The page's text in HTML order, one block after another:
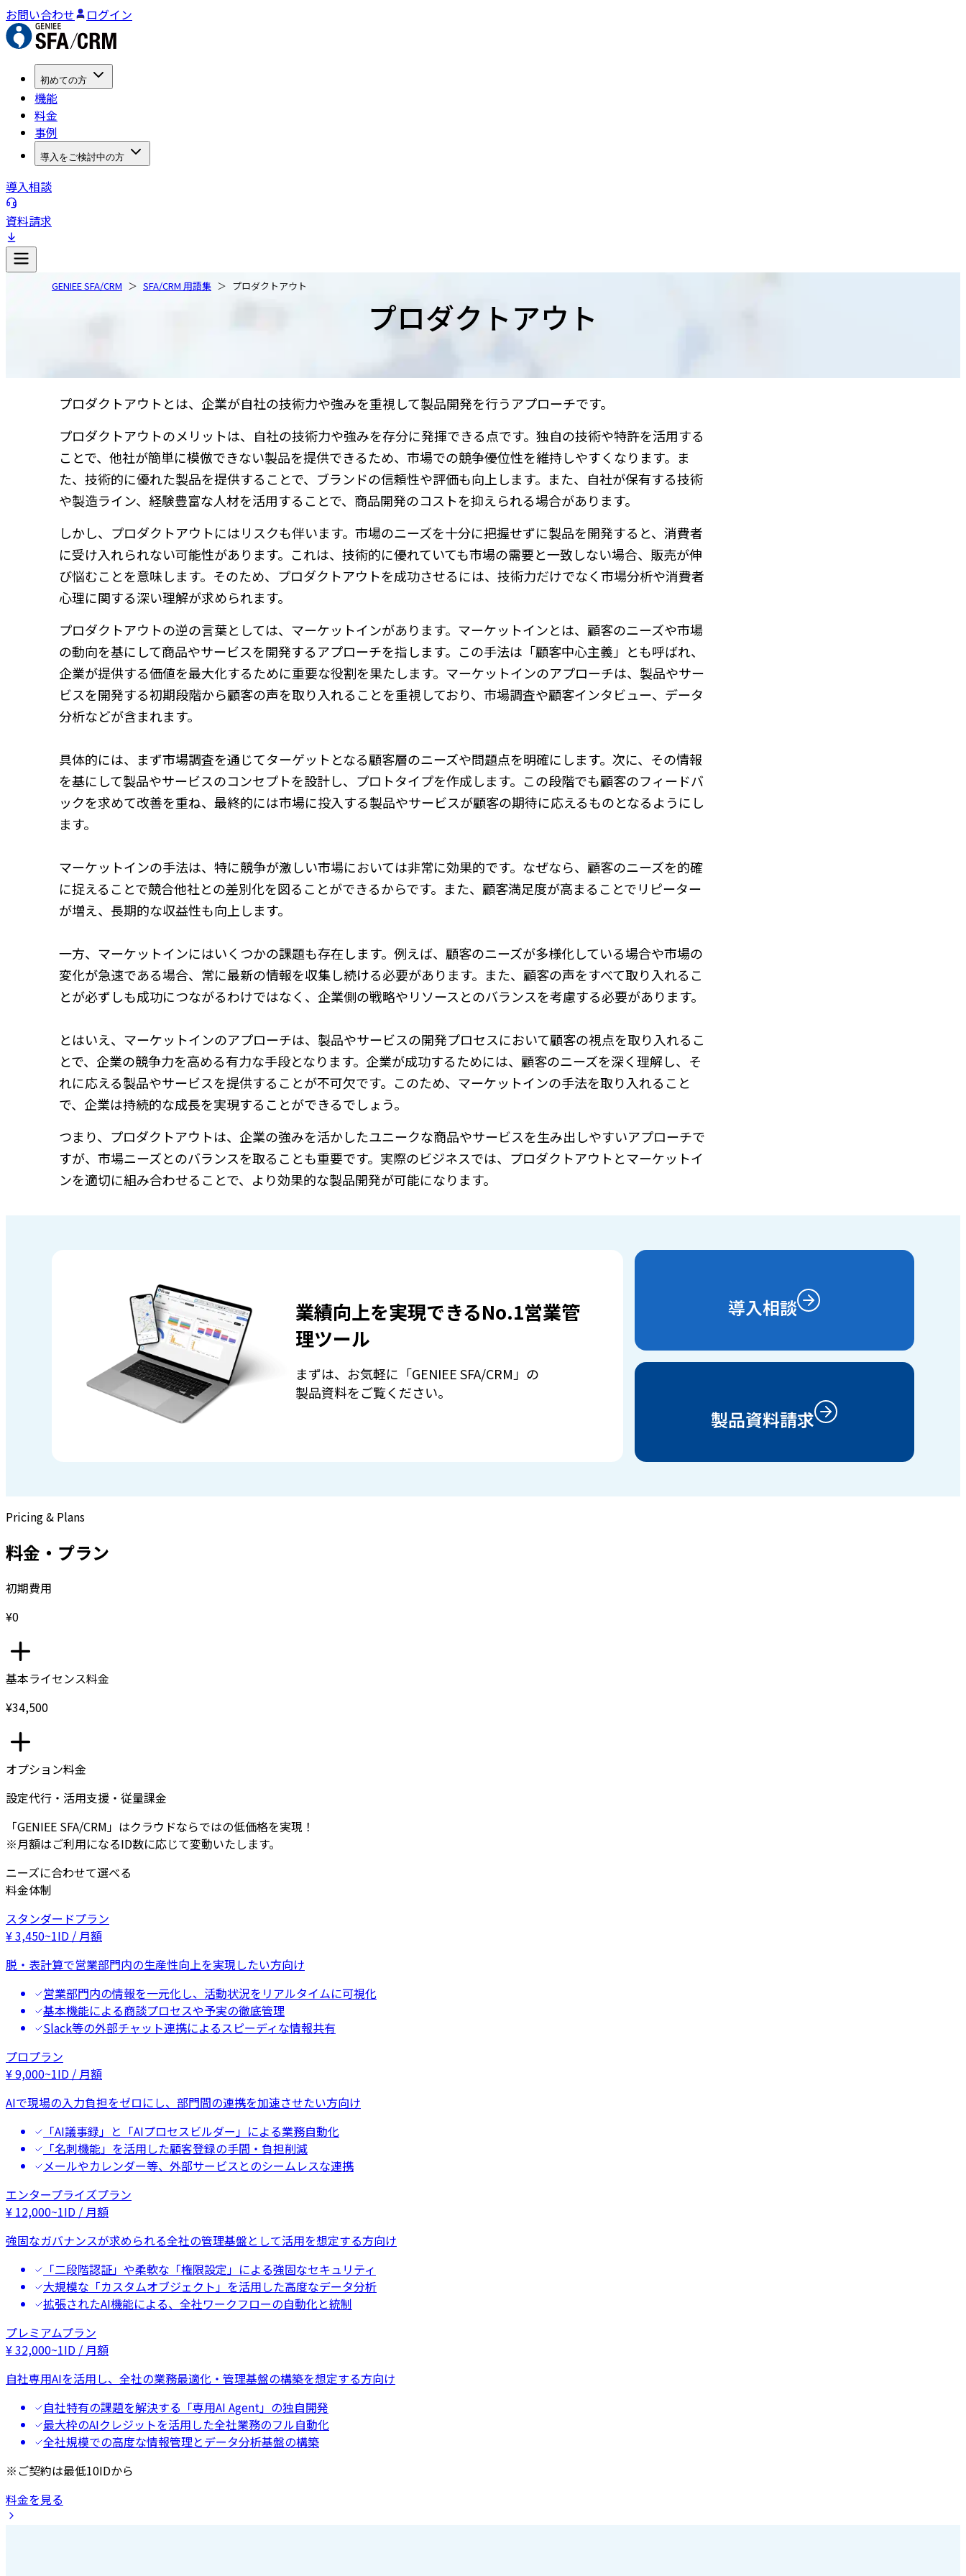
お問い合わせ ログイン
初めての方
機能
料金
事例
導入をご検討中の方
導入相談
資料請求
GENIEE SFA/CRM SFA/CRM 用語集 プロダクトアウト
プロダクトアウト
プロダクトアウトとは、企業が自社の技術力や強みを重視して製品開発を行うアプローチです。
プロダクトアウトのメリットは、自社の技術力や強みを存分に発揮できる点です。独自の技術や特許を活用する
ことで、他社が簡単に模倣できない製品を提供できるため、市場での競争優位性を維持しやすくなります。ま
た、技術的に優れた製品を提供することで、ブランドの信頼性や評価も向上します。また、自社が保有する技術
や製造ライン、経験豊富な人材を活用することで、商品開発のコストを抑えられる場合があります。
しかし、プロダクトアウトにはリスクも伴います。市場のニーズを十分に把握せずに製品を開発すると、消費者
に受け入れられない可能性があります。これは、技術的に優れていても市場の需要と一致しない場合、販売が伸
び悩むことを意味します。そのため、プロダクトアウトを成功させるには、技術力だけでなく市場分析や消費者
心理に関する深い理解が求められます。
プロダクトアウトの逆の言葉としては、マーケットインがあります。マーケットインとは、顧客のニーズや市場
の動向を基にして商品やサービスを開発するアプローチを指します。この手法は「顧客中心主義」とも呼ばれ、
企業が提供する価値を最大化するために重要な役割を果たします。マーケットインのアプローチは、製品やサー
ビスを開発する初期段階から顧客の声を取り入れることを重視しており、市場調査や顧客インタビュー、データ
分析などが含まれます。
具体的には、まず市場調査を通じてターゲットとなる顧客層のニーズや問題点を明確にします。次に、その情報
を基にして製品やサービスのコンセプトを設計し、プロトタイプを作成します。この段階でも顧客のフィードバ
ックを求めて改善を重ね、最終的には市場に投入する製品やサービスが顧客の期待に応えるものとなるようにし
ます。
マーケットインの手法は、特に競争が激しい市場においては非常に効果的です。なぜなら、顧客のニーズを的確
に捉えることで競合他社との差別化を図ることができるからです。また、顧客満足度が高まることでリピーター
が増え、長期的な収益性も向上します。
一方、マーケットインにはいくつかの課題も存在します。例えば、顧客のニーズが多様化している場合や市場の
変化が急速である場合、常に最新の情報を収集し続ける必要があります。また、顧客の声をすべて取り入れるこ
とが必ずしも成功につながるわけではなく、企業側の戦略やリソースとのバランスを考慮する必要があります。
とはいえ、マーケットインのアプローチは、製品やサービスの開発プロセスにおいて顧客の視点を取り入れるこ
とで、企業の競争力を高める有力な手段となります。企業が成功するためには、顧客のニーズを深く理解し、そ
れに応える製品やサービスを提供することが不可欠です。このため、マーケットインの手法を取り入れること
で、企業は持続的な成長を実現することができるでしょう。
つまり、プロダクトアウトは、企業の強みを活かしたユニークな商品やサービスを生み出しやすいアプローチで
すが、市場ニーズとのバランスを取ることも重要です。実際のビジネスでは、プロダクトアウトとマーケットイ
ンを適切に組み合わせることで、より効果的な製品開発が可能になります。
業績向上を実現できるNo.1営業管
理ツール
まずは、お気軽に「GENIEE SFA/CRM」の
製品資料をご覧ください。
導入相談
製品資料請求
Pricing & Plans
料金・プラン
初期費用
¥0
基本ライセンス料金
¥34,500
オプション料金
設定代行・活用支援・従量課金
「GENIEE SFA/CRM」はクラウドならではの低価格を実現！
※月額はご利用になるID数に応じて変動いたします。
ニーズに合わせて選べる
料金体制
スタンダードプラン
¥3,450~1ID / 月額
脱・表計算で営業部門内の生産性向上を実現したい方向け
営業部門内の情報を一元化し、活動状況をリアルタイムに可視化
基本機能による商談プロセスや予実の徹底管理
Slack等の外部チャット連携によるスピーディな情報共有
プロプラン
¥9,000~1ID / 月額
AIで現場の入力負担をゼロにし、部門間の連携を加速させたい方向け
「AI議事録」と「AIプロセスビルダー」による業務自動化
「名刺機能」を活用した顧客登録の手間・負担削減
メールやカレンダー等、外部サービスとのシームレスな連携
エンタープライズプラン
¥ 12,000~1ID / 月額
強固なガバナンスが求められる全社の管理基盤として活用を想定する方向け
「二段階認証」や柔軟な「権限設定」による強固なセキュリティ
大規模な「カスタムオブジェクト」を活用した高度なデータ分析
拡張されたAI機能による、全社ワークフローの自動化と統制
プレミアムプラン
¥32,000~1ID / 月額
自社専用AIを活用し、全社の業務最適化・管理基盤の構築を想定する方向け
自社特有の課題を解決する「専用AI Agent」の独自開発
最大枠のAIクレジットを活用した全社業務のフル自動化
全社規模での高度な情報管理とデータ分析基盤の構築
※ご契約は最低10IDから
料金を見る